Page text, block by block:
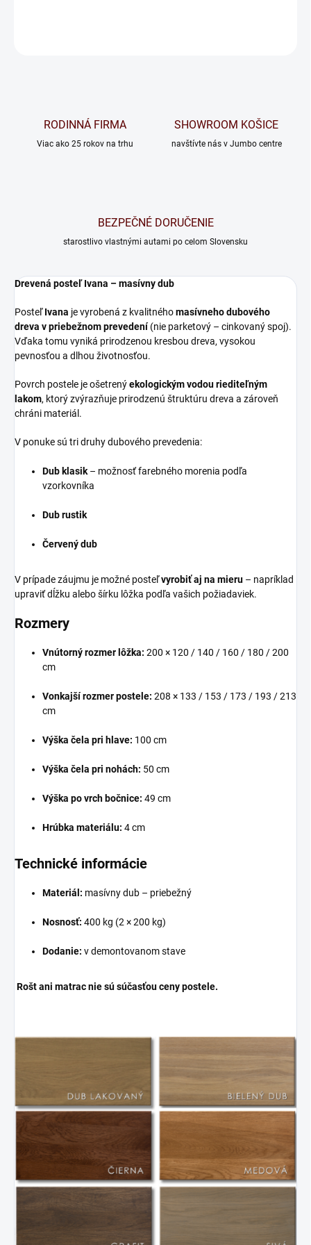
RODINNÁ FIRMA
Viac ako 25 rokov na trhu
SHOWROOM KOŠICE
navštívte nás v Jumbo centre
BEZPEČNÉ DORUČENIE
starostlivo vlastnými autami po celom Slovensku
Drevená posteľ Ivana – masívny dub
PosteľIvana je vyrobená z kvalitnéhomasívneho dubového
dreva v priebežnom prevedení(nie parketový – cinkovaný spoj).
Vďaka tomu vyniká prirodzenou kresbou dreva, vysokou
pevnosťou a dlhou životnosťou.
Povrch postele je ošetrenýekologickým vodou riediteľným
lakom, ktorý zvýrazňuje prirodzenú štruktúru dreva a zároveň
chráni materiál.
V ponuke sú tri druhy dubového prevedenia:
Dub klasik– možnosť farebného morenia podľa
vzorkovníka
Dub rustik
Červený dub
V prípade záujmu je možné posteľvyrobiť aj na mieru – napríklad
upraviť dĺžku alebo šírku lôžka podľa vašich požiadaviek.
Rozmery
Vnútorný rozmer lôžka: 200 × 120 / 140 / 160 / 180 / 200
cm
Vonkajší rozmer postele: 208 × 133 / 153 / 173 / 193 / 213
cm
Výška čela pri hlave: 100 cm
Výška čela pri nohách: 50 cm
Výška po vrch bočnice: 49 cm
Hrúbka materiálu: 4 cm
Technické informácie
Materiál: masívny dub – priebežný
Nosnosť: 400 kg (2 × 200 kg)
Dodanie: v demontovanom stave
Rošt ani matrac nie sú súčasťou ceny postele.